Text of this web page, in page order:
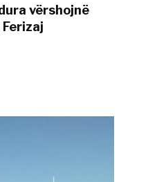
vërshojnë